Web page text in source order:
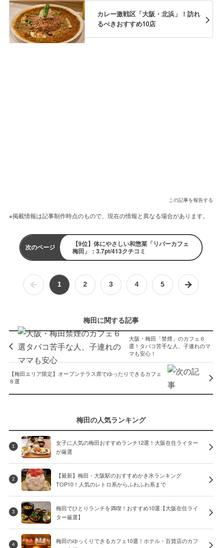
カレー激戦区「大阪・北浜」！訪れ
るべきおすすめ10店
この記事を報告する
※掲載情報は記事制作時点のもので、現在の情報と異なる場合があります。
次のページ
【9位】体にやさしい和惣菜「リバーカフェ
梅田」：3.7pt/413クチコミ
1 2 3 4 5
梅田に関する記事
大阪・梅田「禁煙」のカフェ６
選！タバコ苦手な人、子連れのマ
マも安心！
【梅田エリア限定】オープンテラス席でゆったりできるカフェ
８選
梅田の人気ランキング
1
女子に人気の梅田おすすめランチ12選！大阪在住ライター
が厳選
2
【最新】梅田・大阪駅のおすすめかき氷ランキング
TOP10！人気のレトロ系からふわふわ系まで
3
梅田でひとりランチを満喫！おすすめ10選【大阪在住ライ
ター厳選】
4
梅田のゆっくりできるカフェ10選！ホテル・百貨店のカフ